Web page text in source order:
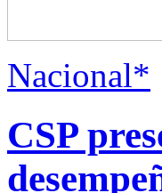
Nacional*
CSP